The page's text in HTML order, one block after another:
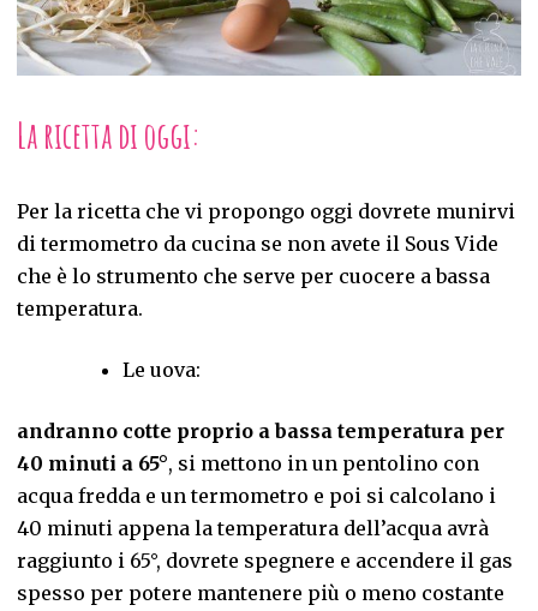
La ricetta di oggi:
Per la ricetta che vi propongo oggi dovrete munirvi
di termometro da cucina se non avete il Sous Vide
che è lo strumento che serve per cuocere a bassa
temperatura.
Le uova:
andranno cotte proprio a bassa temperatura per
40 minuti a 65°, si mettono in un pentolino con
acqua fredda e un termometro e poi si calcolano i
40 minuti appena la temperatura dell’acqua avrà
raggiunto i 65°, dovrete spegnere e accendere il gas
spesso per potere mantenere più o meno costante